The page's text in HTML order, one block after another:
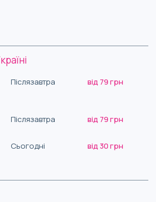
Післязавтра від 79 грн
Післязавтра від 79 грн
Сьогодні від 30 грн